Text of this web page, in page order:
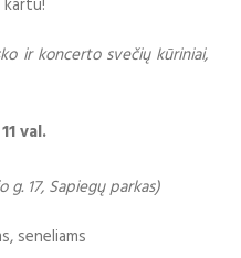
ir koncerto svečių kūriniai,
val.
17, Sapiegų parkas)
seneliams